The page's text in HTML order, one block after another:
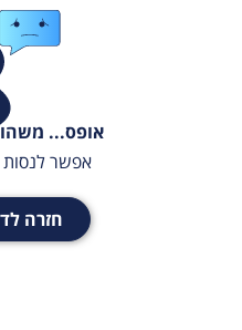
אופס...
אפשר
חזרה